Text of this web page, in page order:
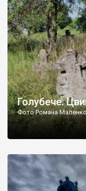
бруньками, кози ті
делікатес. На
різноманітних форм
Голубече.
Фото Романа